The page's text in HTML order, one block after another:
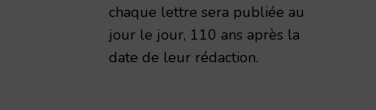
chaque lettre sera publiée au
jour le jour, 110 ans après la
date de leur rédaction.